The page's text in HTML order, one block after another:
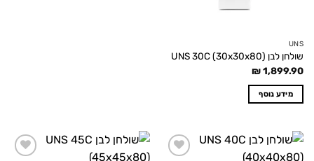
UNS
שולחן לבן UNS 30C (30x30x80)
₪1,899.90
מידע נוסף